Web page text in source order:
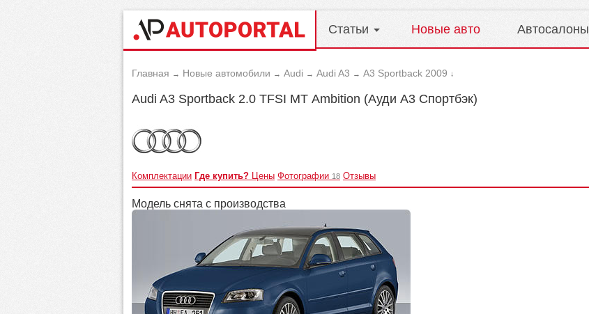
Статьи Новые авто Автосалоны
Главная → Новые автомобили → Audi → Audi A3 → A3 Sportback 2009 ↓
Audi A3 Sportback 2.0 TFSI MT Аmbition (Ауди А3 Спортбэк)
Комплектации Где купить? Цены Фотографии 18 Отзывы
Модель снята с производства